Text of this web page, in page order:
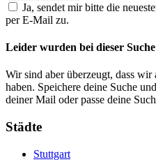
Ja, sendet mir bitte die
per E-Mail zu.
Leider wurden bei dieser
Wir sind aber überzeugt, dass wir
haben. Speichere deine Suche
deiner Mail oder passe deine
Städte
Stuttgart